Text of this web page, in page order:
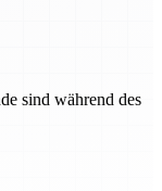
sind während des